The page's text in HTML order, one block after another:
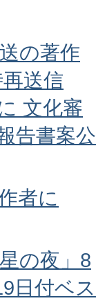
の著作
送信
文化審
告書案公
者に
の夜」8
日付ベス